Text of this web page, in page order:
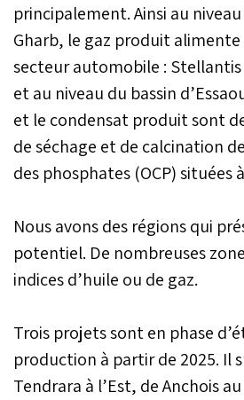
principalement. Ainsi au
Gharb, le gaz produit
secteur automobile :
et au niveau du bassin
et le condensat produit sont
de séchage et de calcination
des phosphates (OCP) situées
Nous avons des régions qui
potentiel. De nombreuses
indices d’huile ou de gaz.
Trois projets sont en phase
production à partir de 2025. Il
Tendrara à l’Est, de Anchois